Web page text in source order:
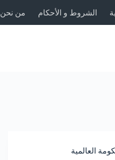
الشروط و الأحكام من نحن
العالمية